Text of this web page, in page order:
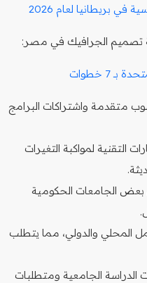
بريطانيا لعام 2026
تصميم الجرافيك في مصر:
7 خطوات
متقدمة واشتراكات البرامج
التقنية لمواكبة التغيرات
بعض الجامعات الحكومية
المحلي والدولي، مما يتطلب
الدراسة الجامعية ومتطلبات